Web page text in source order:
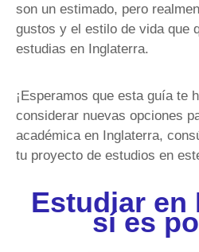
son un estimado, pero
gustos y el estilo de vida que
estudias en Inglaterra.
¡Esperamos que esta guía te
considerar nuevas opciones
académica en Inglaterra,
tu proyecto de estudios en
Estudiar en
sí es